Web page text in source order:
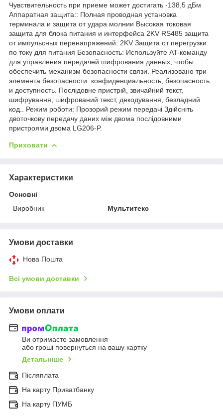
Чувствительность при приеме может достигать -138,5 дБм
Аппаратная защита:: Полная проводная установка
терминала и защита от удара молнии Высокая токовая
защита для блока питания и интерфейса 2KV RS485 защита
от импульсных перенапряжений: 2KV Защита от перегрузки
по току для питания Безопасность: Используйте AT-команду
для управления передачей шифрования данных, чтобы
обеспечить механизм безопасности связи. Реализовано три
элемента безопасности: конфиденциальность, безопасность
и доступность. Послідовне пристрій, звичайний текст,
шифрування, шифрований текст, декодування, безладний
код.. Режим роботи: Прозорий режим передачі Здійсніть
двоточкову передачу даних між двома послідовними
пристроями двома LG206-P.
Приховати
Характеристики
Основні
Виробник
Мультитекс
Умови доставки
Нова Пошта
Всі умови доставки
Умови оплати
Ви отримаєте замовлення
або гроші повернуться на вашу картку
Детальніше
Післяплата
На карту Приватбанку
На карту ПУМБ